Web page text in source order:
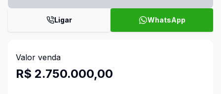
Ligar WhatsApp
Valor venda
R$ 2.750.000,00